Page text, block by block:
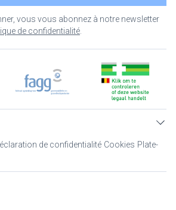
vous vous abonnez à notre newsletter
de confidentialité.
de confidentialité Cookies Plate-